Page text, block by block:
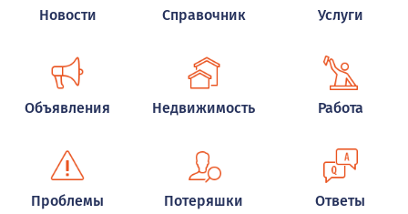
Новости Справочник Услуги
Объявления Недвижимость Работа
Проблемы Потеряшки Ответы